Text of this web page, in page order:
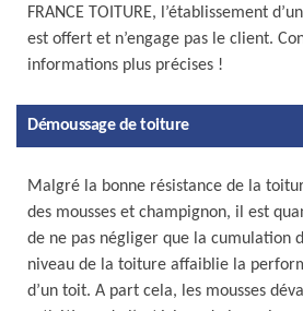
FRANCE TOITURE, l’établissement
est offert et n’engage pas le client.
informations plus précises !
Démoussage de toiture
Malgré la bonne résistance de la
des mousses et champignon, il est
de ne pas négliger que la cumulation
niveau de la toiture affaiblie la
d’un toit. A part cela, les mousses